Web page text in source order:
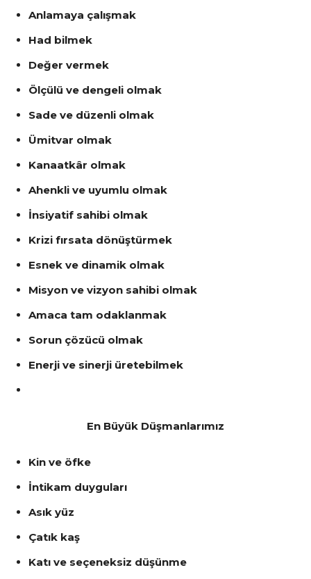
Anlamaya çalışmak
Had bilmek
Değer vermek
Ölçülü ve dengeli olmak
Sade ve düzenli olmak
Ümitvar olmak
Kanaatkâr olmak
Ahenkli ve uyumlu olmak
İnsiyatif sahibi olmak
Krizi fırsata dönüştürmek
Esnek ve dinamik olmak
Misyon ve vizyon sahibi olmak
Amaca tam odaklanmak
Sorun çözücü olmak
Enerji ve sinerji üretebilmek
En Büyük Düşmanlarımız
Kin ve öfke
İntikam duyguları
Asık yüz
Çatık kaş
Katı ve seçeneksiz düşünme